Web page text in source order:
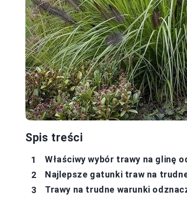
Spis treści
Właściwy wybór trawy na glinę
Najlepsze gatunki traw na
Trawy na trudne warunki